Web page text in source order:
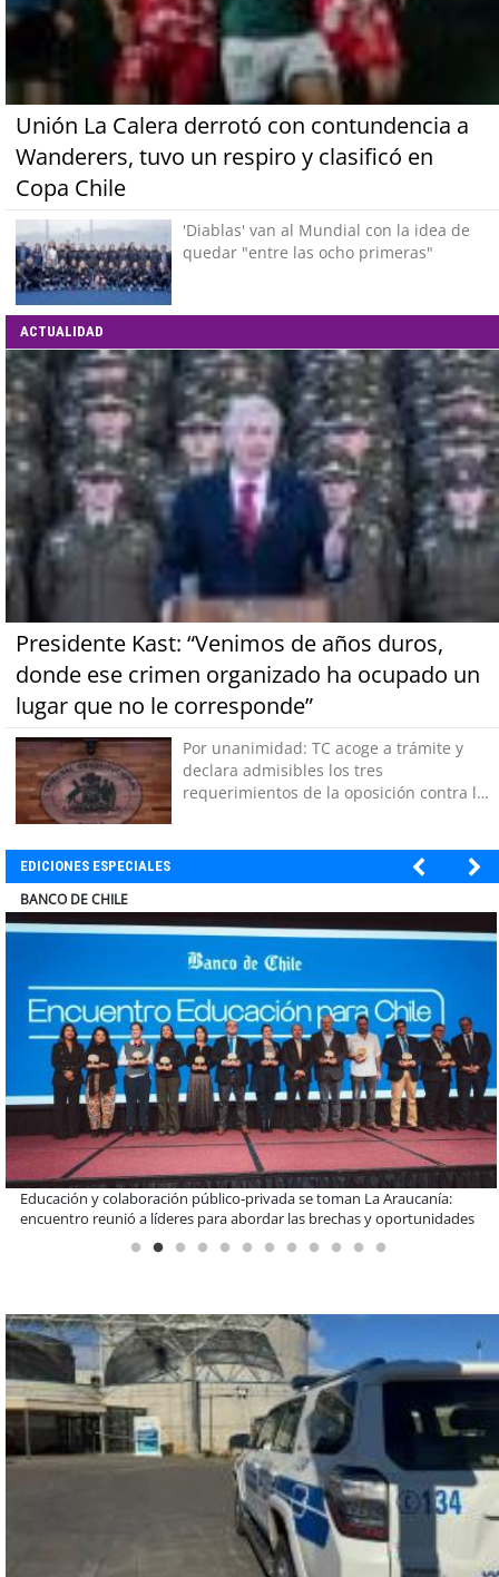
Unión La Calera derrotó con contundencia a
Wanderers, tuvo un respiro y clasificó en
Copa Chile
'Diablas' van al Mundial con la idea de
quedar "entre las ocho primeras"
ACTUALIDAD
Presidente Kast: “Venimos de años duros,
donde ese crimen organizado ha ocupado un
lugar que no le corresponde”
Por unanimidad: TC acoge a trámite y
declara admisibles los tres
requerimientos de la oposición contra la
EDICIONES ESPECIALES
ELECTROLUX
Claves para comprar electrodomésticos durante el Black Sale